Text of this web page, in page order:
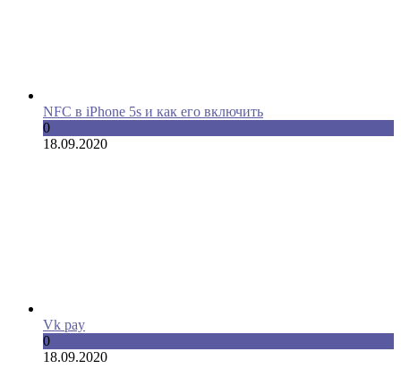
NFC в iPhone 5s и как его включить
0
18.09.2020
Vk pay
0
18.09.2020